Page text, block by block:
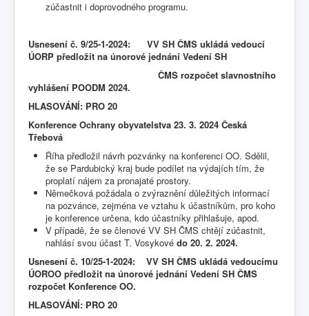
zúčastnit i doprovodného programu.
Usnesení č. 9/25-1-2024: VV SH ČMS ukládá vedoucí
ÚORP předložit na únorové jednání Vedení SH
ČMS rozpočet slavnostního
vyhlášení POODM 2024.
HLASOVÁNÍ: PRO 20
Konference Ochrany obyvatelstva 23. 3. 2024 Česká
Třebová
Říha předložil návrh pozvánky na konferenci OO. Sdělil,
že se Pardubický kraj bude podílet na výdajích tím, že
proplatí nájem za pronajaté prostory.
Němečková požádala o zvýraznění důležitých informací
na pozvánce, zejména ve vztahu k účastníkům, pro koho
je konference určena, kdo účastníky přihlašuje, apod.
V případě, že se členové VV SH ČMS chtějí zúčastnit,
nahlásí svou účast T. Vosykové do 20. 2. 2024.
Usnesení č. 10/25-1-2024: VV SH ČMS ukládá vedoucímu
ÚOROO předložit na únorové jednání Vedení SH ČMS
rozpočet Konference OO.
HLASOVÁNÍ: PRO 20